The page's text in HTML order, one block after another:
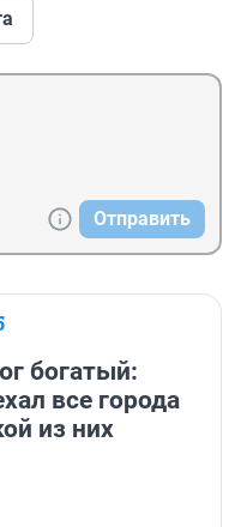
Отправить
богатый:
все города
из них